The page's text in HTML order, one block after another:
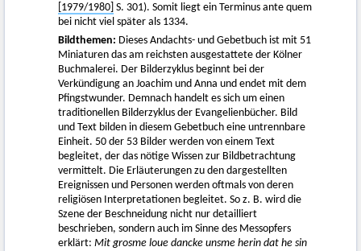
[1979/1980] S. 301). Somit liegt ein Terminus ante quem
bei nicht viel später als 1334.
Bildthemen: Dieses Andachts- und Gebetbuch ist mit 51
Miniaturen das am reichsten ausgestattete der Kölner
Buchmalerei. Der Bilderzyklus beginnt bei der
Verkündigung an Joachim und Anna und endet mit dem
Pfingstwunder. Demnach handelt es sich um einen
traditionellen Bilderzyklus der Evangelienbücher. Bild
und Text bilden in diesem Gebetbuch eine untrennbare
Einheit. 50 der 53 Bilder werden von einem Text
begleitet, der das nötige Wissen zur Bildbetrachtung
vermittelt. Die Erläuterungen zu den dargestellten
Ereignissen und Personen werden oftmals von deren
religiösen Interpretationen begleitet. So z. B. wird die
Szene der Beschneidung nicht nur detailliert
beschrieben, sondern auch im Sinne des Messopfers
erklärt: Mit grosme loue dancke unsme herin dat he sin